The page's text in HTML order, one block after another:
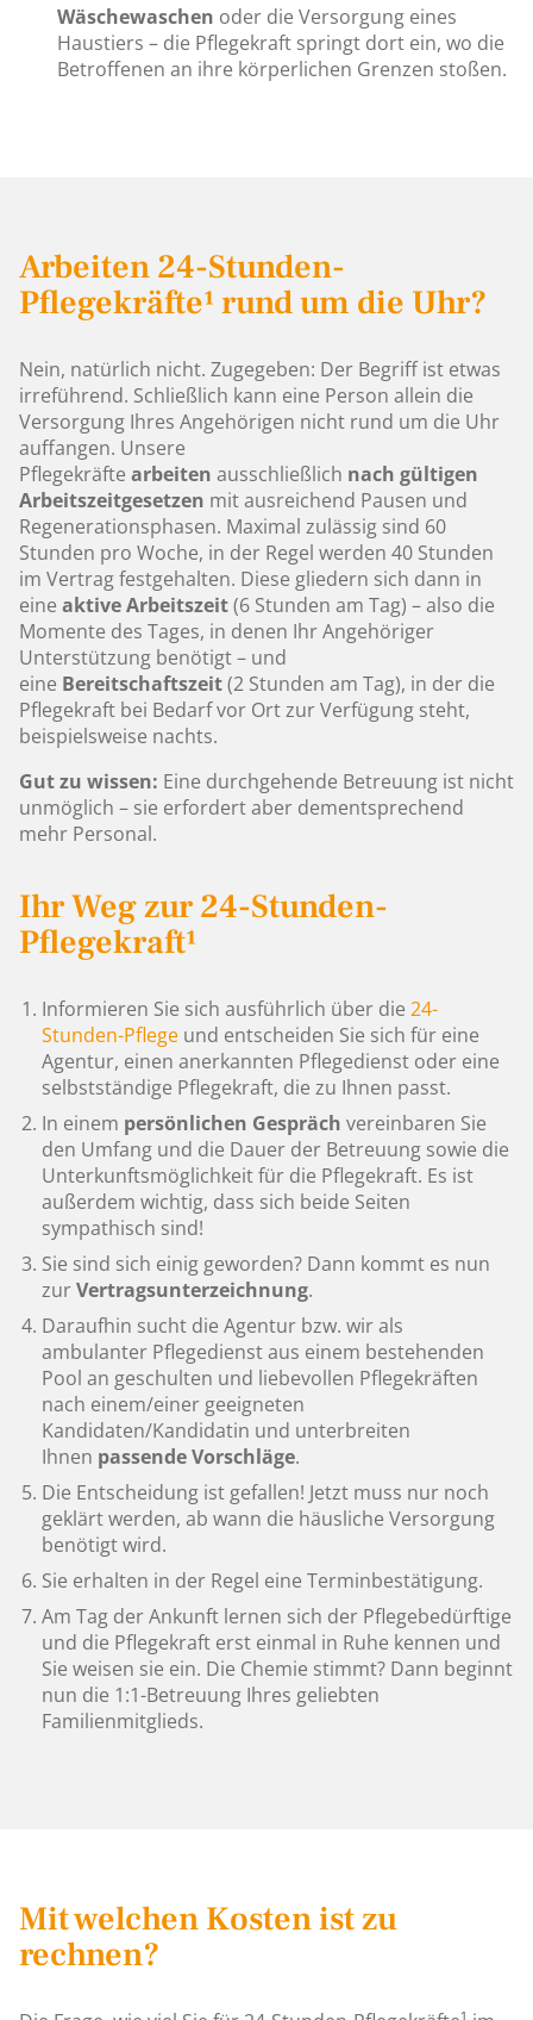
Wäschewaschen oder die Versorgung eines
Haustiers – die Pflegekraft springt dort ein, wo die
Betroffenen an ihre körperlichen Grenzen stoßen.
Arbeiten 24-Stunden-
Pflegekräfte¹ rund um die Uhr?
Nein, natürlich nicht. Zugegeben: Der Begriff ist etwas
irreführend. Schließlich kann eine Person allein die
Versorgung Ihres Angehörigen nicht rund um die Uhr
auffangen. Unsere
Pflegekräfte arbeiten ausschließlich nach gültigen
Arbeitszeitgesetzen mit ausreichend Pausen und
Regenerationsphasen. Maximal zulässig sind 60
Stunden pro Woche, in der Regel werden 40 Stunden
im Vertrag festgehalten. Diese gliedern sich dann in
eine aktive Arbeitszeit(6 Stunden am Tag) – also die
Momente des Tages, in denen Ihr Angehöriger
Unterstützung benötigt – und
eine Bereitschaftszeit(2 Stunden am Tag), in der die
Pflegekraft bei Bedarf vor Ort zur Verfügung steht,
beispielsweise nachts.
Gut zu wissen: Eine durchgehende Betreuung ist nicht
unmöglich – sie erfordert aber dementsprechend
mehr Personal.
Ihr Weg zur 24-Stunden-
Pflegekraft¹
Informieren Sie sich ausführlich über die24-
Stunden-Pflege und entscheiden Sie sich für eine
Agentur, einen anerkannten Pflegedienst oder eine
selbstständige Pflegekraft, die zu Ihnen passt.
In einem persönlichen Gespräch vereinbaren Sie
den Umfang und die Dauer der Betreuung sowie die
Unterkunftsmöglichkeit für die Pflegekraft. Es ist
außerdem wichtig, dass sich beide Seiten
sympathisch sind!
Sie sind sich einig geworden? Dann kommt es nun
zurVertragsunterzeichnung.
Daraufhin sucht die Agentur bzw. wir als
ambulanter Pflegedienst aus einem bestehenden
Pool an geschulten und liebevollen Pflegekräften
nach einem/einer geeigneten
Kandidaten/Kandidatin und unterbreiten
Ihnen passende Vorschläge.
Die Entscheidung ist gefallen! Jetzt muss nur noch
geklärt werden, ab wann die häusliche Versorgung
benötigt wird.
Sie erhalten in der Regel eine Terminbestätigung.
Am Tag der Ankunft lernen sich der Pflegebedürftige
und die Pflegekraft erst einmal in Ruhe kennen und
Sie weisen sie ein. Die Chemie stimmt? Dann beginnt
nun die 1:1-Betreuung Ihres geliebten
Familienmitglieds.
Mit welchen Kosten ist zu
rechnen?